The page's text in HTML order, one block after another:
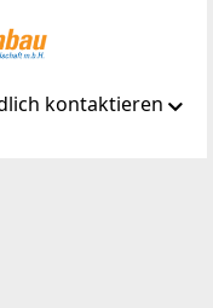
kontaktieren